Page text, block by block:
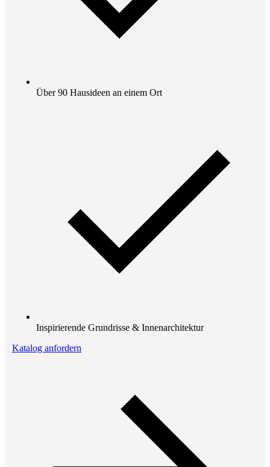
Über 90 Hausideen an einem Ort
Inspirierende Grundrisse & Innenarchitektur
Katalog anfordern